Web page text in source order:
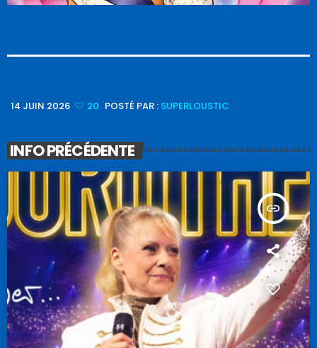
14 JUIN 2026 20 POSTÉ PAR : SUPERLOUSTIC
INFO PRÉCÉDENTE
insert_link